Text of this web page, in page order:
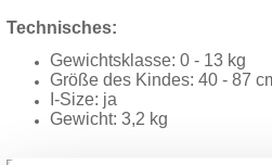
Technisches:
Gewichtsklasse: 0 - 13 kg
Größe des Kindes: 40 - 87
I-Size: ja
Gewicht: 3,2 kg